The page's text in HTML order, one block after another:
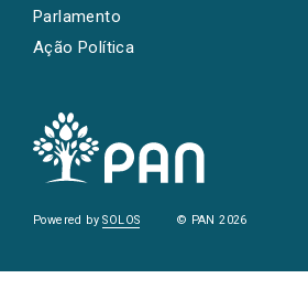
Parlamento
Ação Política
Powered bySOLOS © PAN 2026